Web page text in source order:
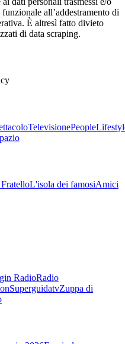
all’addestramento di
È altresì fatto divieto
di data scraping.
TelevisionePeople
L'isola dei famosiAmici
RadioRadio
SuperguidatvZuppa di